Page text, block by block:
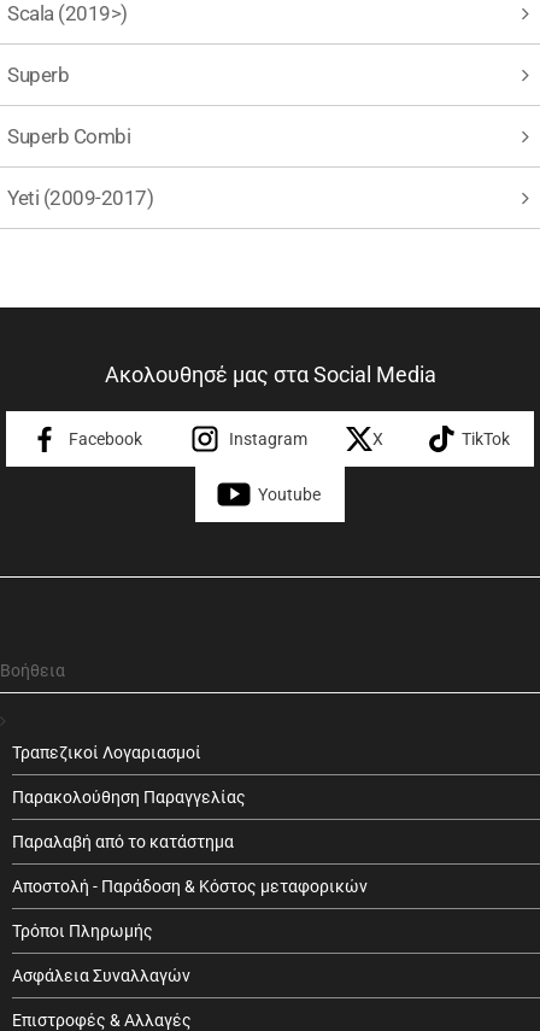
Scala (2019>)
Superb
Superb Combi
Yeti (2009-2017)
Ακολουθησέ μας στα Social Media
Facebook Instagram X TikTok
Youtube
Βοήθεια
Τραπεζικοί Λογαριασμοί
Παρακολούθηση Παραγγελίας
Παραλαβή από το κατάστημα
Αποστολή - Παράδοση & Κόστος μεταφορικών
Τρόποι Πληρωμής
Ασφάλεια Συναλλαγών
Επιστροφές & Αλλαγές